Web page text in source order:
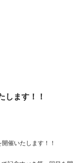
します！！
催いたします！！